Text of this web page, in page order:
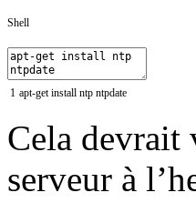
Shell
1 apt-get install ntp ntpdate
Cela devrait
serveur à